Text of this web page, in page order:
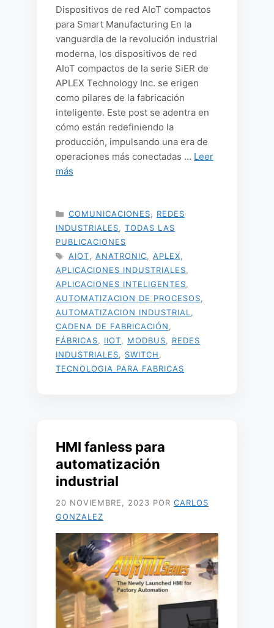
Dispositivos de red AIoT compactos
para Smart Manufacturing En la
vanguardia de la revolución industrial
moderna, los dispositivos de red
AIoT compactos de la serie SiER de
APLEX Technology Inc. se erigen
como pilares de la fabricación
inteligente. Este post se adentra en
cómo están redefiniendo la
producción, impulsando una era de
operaciones más conectadas … Leer
más
CATEGORÍAS
COMUNICACIONES
REDES
INDUSTRIALES
TODAS LAS
PUBLICACIONES
ETIQUETAS
AIOT ANATRONIC APLEX
APLICACIONES INDUSTRIALES
APLICACIONES INTELIGENTES
AUTOMATIZACION DE PROCESOS
AUTOMATIZACION INDUSTRIAL
CADENA DE FABRICACIÓN
FÁBRICAS
IIOT MODBUS
REDES
INDUSTRIALES
SWITCH
TECNOLOGIA PARA FABRICAS
HMI fanless para
automatización
industrial
20 NOVIEMBRE, 2023 POR CARLOS
GONZALEZ